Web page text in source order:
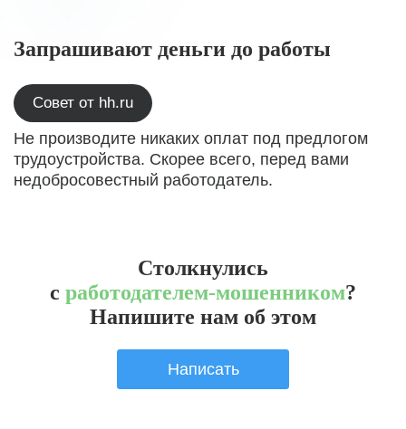
Запрашивают деньги до работы
Совет от hh.ru
Не производите никаких оплат под предлогом
трудоустройства. Скорее всего, перед вами
недобросовестный работодатель.
Столкнулись
с работодателем-мошенником?
Напишите нам об этом
Написать